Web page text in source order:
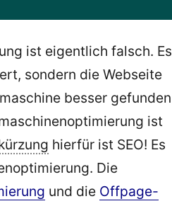
ist eigentlich falsch. Es
sondern die Webseite
besser gefunden
ist
hierfür ist SEO! Es
Die
und die Offpage-